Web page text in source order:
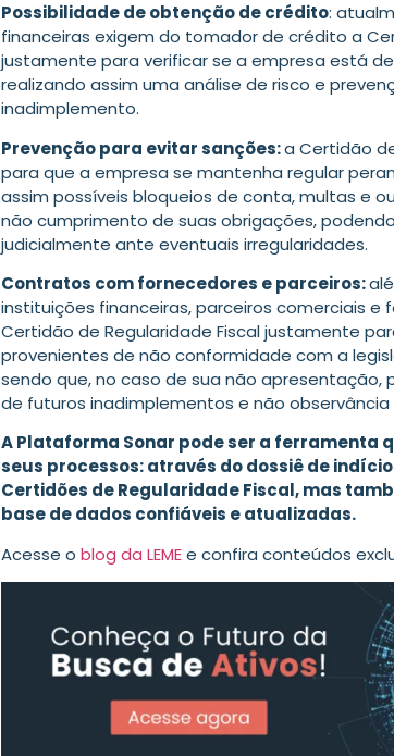
Possibilidade de obtenção de crédito:
financeiras exigem do tomador de crédito a
justamente para verificar se a empresa está
realizando assim uma análise de risco e
inadimplemento.
Prevenção para evitar sanções:a Certidão
para que a empresa se mantenha regular
assim possíveis bloqueios de conta, multas e
não cumprimento de suas obrigações,
judicialmente ante eventuais irregularidades.
Contratos com fornecedores e parceiros:
instituições financeiras, parceiros comerciais e
Certidão de Regularidade Fiscal justamente
provenientes de não conformidade com a
sendo que, no caso de sua não
de futuros inadimplementos e não observância
A Plataforma Sonar pode ser a ferramenta
seus processos: através do dossiê de
Certidões de Regularidade Fiscal, mas
base de dados confiáveis e atualizadas.
Acesse o blog da LEMEe confira conteúdos